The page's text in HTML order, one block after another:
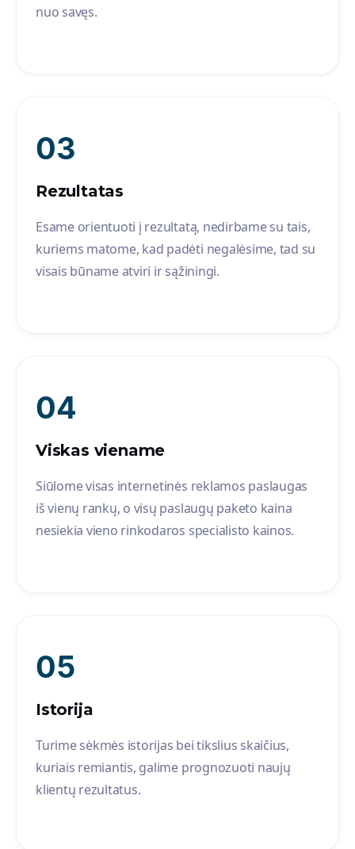
nuo savęs.
03
Rezultatas
Esame orientuoti į rezultatą, nedirbame su tais,
kuriems matome, kad padėti negalėsime, tad su
visais būname atviri ir sąžiningi.
04
Viskas viename
Siūlome visas internetinės reklamos paslaugas
iš vienų rankų, o visų paslaugų paketo kaina
nesiekia vieno rinkodaros specialisto kainos.
05
Istorija
Turime sėkmės istorijas bei tikslius skaičius,
kuriais remiantis, galime prognozuoti naujų
klientų rezultatus.